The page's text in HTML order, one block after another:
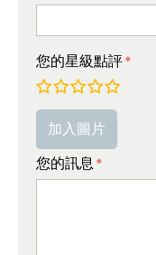
您的星級點評
非常好
平均
較差
非常差
加入圖片
您的訊息